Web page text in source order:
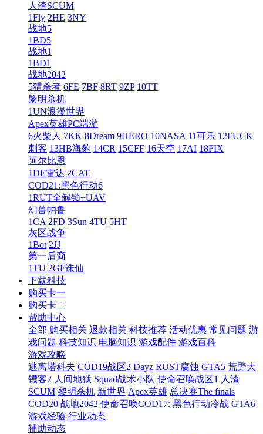
人渣SCUM
1Fly 2HE 3NY
战地5
1BD5
战地1
1BD1
战地2042
5猎杀者 6FE 7BF 8RT 9ZP 10TT
黎明杀机
1UN浪漫世界
Apex英雄PC端游
6火柴人 7KK 8Dream 9HERO 10NASA 11可乐 12FUCK
刺客 13HB海豹 14CR 15CFF 16天空 17AI 18FIX
阿尔比恩
1DE雷达 2CAT
COD21:黑色行动6
1RUT全解锁+UAV
幻兽帕鲁
1CA 2FD 3Sun 4TU 5HT
灰区战争
1Bot 2JJ
第一后裔
1TU 2GF诛仙
下载科技
购买卡一
购买卡二
帮助中心
全部 购买相关 退款相关 科技推荐 活动优惠 常见问题 游
戏问题 科技知识 电脑知识 游戏配件 游戏百科
游戏攻略
逃离塔科夫 COD19战区2 Dayz RUST腐蚀 GTA5 荒野大
镖客2 人间地狱 Squad战术小队 使命召唤战区1 人渣
SCUM 黎明杀机 新世界 Apex英雄 总决赛The finals
COD20 战地2042 使命召唤COD17: 黑色行动冷战 GTA6
游戏经验 行业动态
辅助动态